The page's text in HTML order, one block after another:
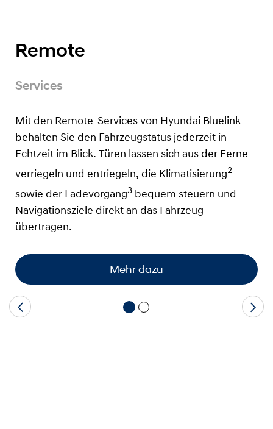
Remote
Services
Mit den Remote-Services von Hyundai Bluelink
behalten Sie den Fahrzeugstatus jederzeit in
Echtzeit im Blick. Türen lassen sich aus der Ferne
verriegeln und entriegeln, die Klimatisierung2
sowie der Ladevorgang3 bequem steuern und
Navigationsziele direkt an das Fahrzeug
übertragen.
Mehr dazu